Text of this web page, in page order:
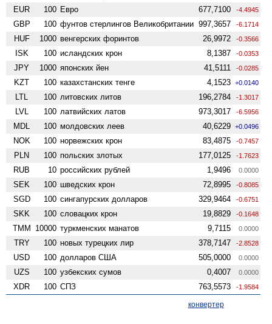
EUR 100 Евро 677,7100 -4.4945
GBP 100 фунтов стерлингов Велико­британии 997,3657 -6.1714
HUF 1000 венгерских форинтов 26,9972 -0.3566
ISK 100 исландских крон 8,1387 -0.0353
JPY 1000 японских йен 41,5111 -0.0285
KZT 100 казахстанских тенге 4,1523 +0.0140
LTL 100 литовских литов 196,2784 -1.3017
LVL 100 латвийских латов 973,3017 -6.5956
MDL 100 молдовских леев 40,6229 +0.0496
NOK 100 норвежских крон 83,4875 -0.7457
PLN 100 польских злотых 177,0125 -1.7623
RUB 10 российских рублей 1,9496 0.0000
SEK 100 шведских крон 72,8995 -0.8085
SGD 100 сингапурских долларов 329,9464 -0.6751
SKK 100 словацких крон 19,8829 -0.1648
TMM 10000 туркменских манатов 9,7115 0.0000
TRY 100 новых турецких лир 378,7147 -2.8528
USD 100 долларов США 505,0000 0.0000
UZS 100 узбекских сумов 0,4007 0.0000
XDR 100 СПЗ 763,5573 -1.9584
конвертер